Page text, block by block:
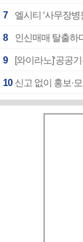
7 엘시티 ‘사무장
8 인신매매 탈출하
9 [와이라노]‘공공
10 신고 없이 홍보·